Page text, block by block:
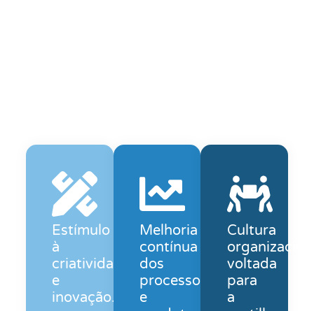
Estímulo
à
criatividade
e
inovação.
Melhoria
contínua
dos
processos
e
Cultura
voltada
para
a